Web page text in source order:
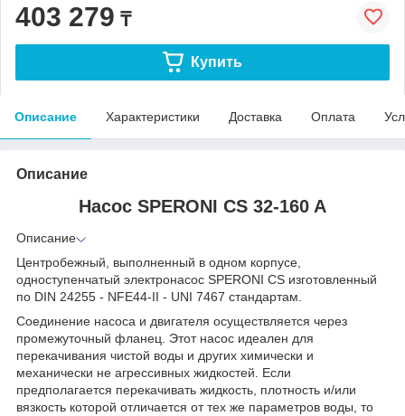
403 279 ₸
Купить
Описание Характеристики Доставка Оплата
Описание
Насос SPERONI CS 32-160 A
Описание
Центробежный, выполненный в одном корпусе,
одноступенчатый электронасос SPERONI CS изготовленный
по DIN 24255 - NFE44-II - UNI 7467 стандартам.
Соединение насоса и двигателя осуществляется через
промежуточный фланец. Этот насос идеален для
перекачивания чистой воды и других химически и
механически не агрессивных жидкостей. Если
предполагается перекачивать жидкость, плотность и/или
вязкость которой отличается от тех же параметров воды, то